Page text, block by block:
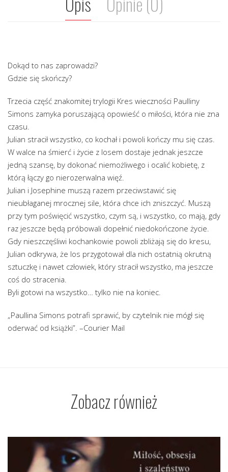
Dokąd to nas zaprowadzi?
Gdzie się skończy?
Trzecia część znakomitej trylogii Kres wieczności Paulliny
Simons zamyka poruszającą opowieść o miłości, która nie zna
czasu.
Julian stracił wszystko, co kochał i powoli kończy mu się czas.
W walce na śmierć i życie z losem dostaje jednak jeszcze
jedną szansę, by dokonać niemożliwego i ocalić kobietę, z
którą łączy go nierozerwalna więź.
Julian i Josephine muszą razem przeciwstawić się
nieubłaganej mrocznej sile, która chce ich zniszczyć. Muszą
przy tym poświęcić wszystko, czym są, i wszystko, co mają, gdy
raz jeszcze będą próbowali dopełnić niedokończone życie.
Gdy nieszczęśliwi kochankowie powoli zbliżają się do kresu,
Julian odkrywa, że los przygotował dla nich ostatnią okrutną
sztuczkę i nawet człowiek, który stracił wszystko, ma jeszcze
coś do stracenia.
Byli gotowi na wszystko… tylko nie na koniec.
„Paullina Simons potrafi sprawić, by czytelnik nie mógł się
oderwać od książki”. –Courier Mail
Zobacz również